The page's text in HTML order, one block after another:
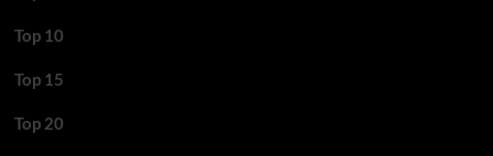
Top 10
Top 15
Top 20